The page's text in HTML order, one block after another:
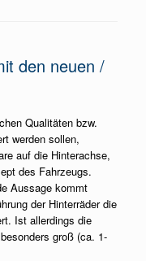
den neuen /
Qualitäten bzw.
werden sollen,
auf die Hinterachse,
des Fahrzeugs.
Aussage kommt
der Hinterräder die
Ist allerdings die
groß (ca. 1-